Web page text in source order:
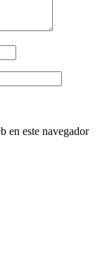
en este navegador